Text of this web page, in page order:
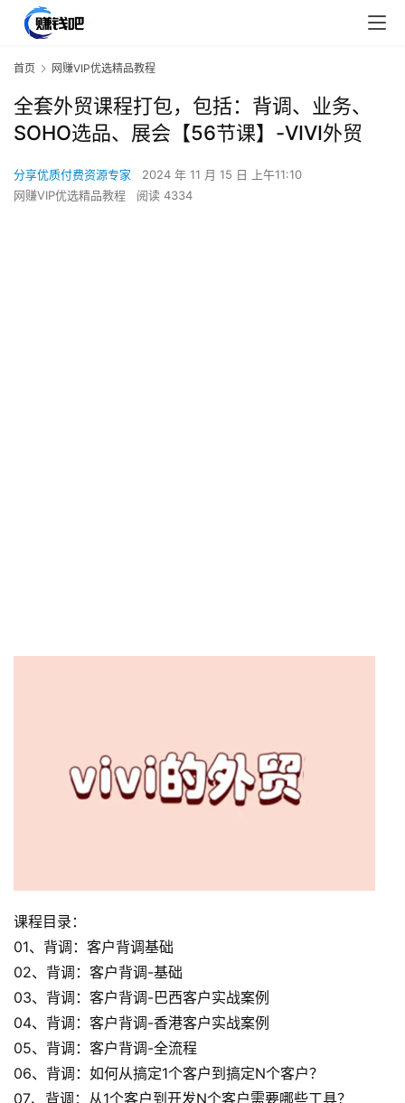
首页 网赚VIP优选精品教程
全套外贸课程打包，包括：背调、业务、
SOHO选品、展会【56节课】-VIVI外贸
分享优质付费资源专家
2024 年 11 月 15 日 上午11:10
网赚VIP优选精品教程
阅读 4334
课程目录：
01、背调：客户背调基础
02、背调：客户背调-基础
03、背调：客户背调-巴西客户实战案例
04、背调：客户背调-香港客户实战案例
05、背调：客户背调-全流程
06、背调：如何从搞定1个客户到搞定N个客户？
07、背调：从1个客户到开发N个客户需要哪些工具？